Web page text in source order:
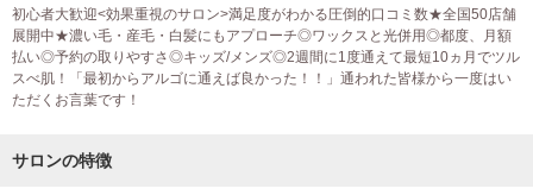
初心者大歓迎<効果重視のサロン>満足度がわかる圧倒的口コミ数★全国50店舗
展開中★濃い毛・産毛・白髪にもアプローチ◎ワックスと光併用◎都度、月額
払い◎予約の取りやすさ◎キッズ/メンズ◎2週間に1度通えて最短10ヵ月でツル
スべ肌！「最初からアルゴに通えば良かった！！」通われた皆様から一度はい
ただくお言葉です！
サロンの特徴